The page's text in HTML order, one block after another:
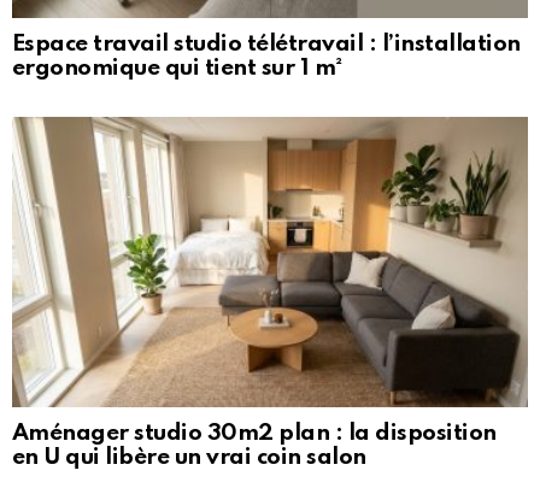
Espace travail studio télétravail : l’installation
ergonomique qui tient sur 1 m²
Aménager studio 30m2 plan : la disposition
en U qui libère un vrai coin salon